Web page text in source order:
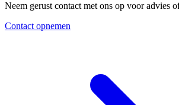
Neem gerust contact met ons op voor advies
Contact opnemen